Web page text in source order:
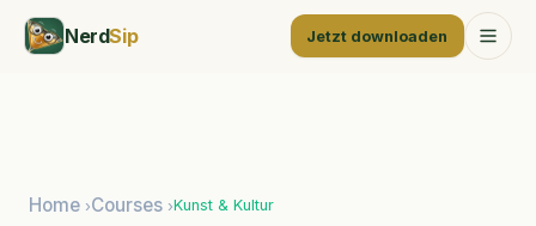
NerdSip Jetzt downloaden
Home ›Courses ›Kunst & Kultur